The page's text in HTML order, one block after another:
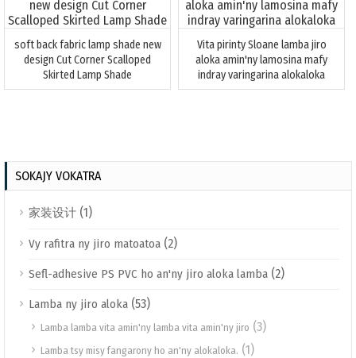
soft back fabric lamp shade new
design Cut Corner Scalloped
Skirted Lamp Shade
Vita pirinty Sloane lamba jiro
aloka amin'ny lamosina mafy
indray varingarina alokaloka
SOKAJY VOKATRA
家装设计 (1)
Vy rafitra ny jiro matoatoa (2)
Sefl-adhesive PS PVC ho an'ny jiro aloka lamba (2)
Lamba ny jiro aloka (53)
Lamba lamba vita amin'ny lamba vita amin'ny jiro (3)
Lamba tsy misy fangarony ho an'ny alokaloka. (1)